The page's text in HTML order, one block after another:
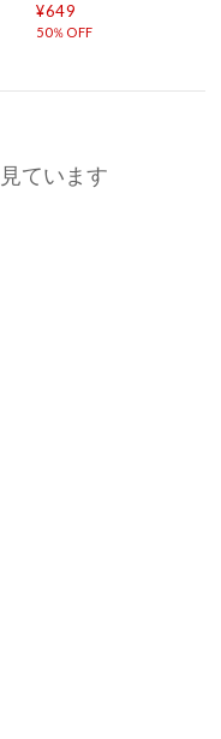
¥649
50％OFF
ています